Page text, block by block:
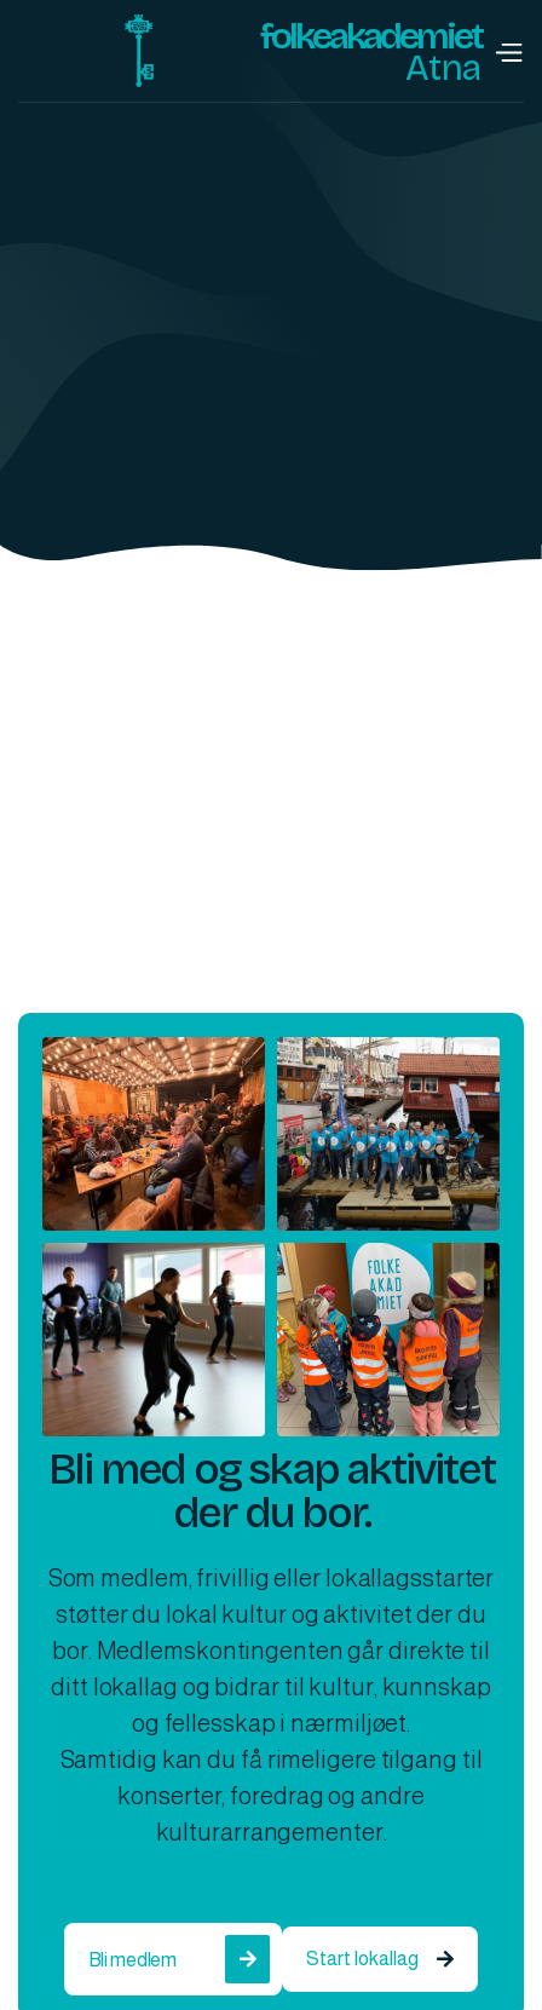
folkeakademiet
Atna
Bli med og skap aktivitet
der du bor.
Som medlem, frivillig eller lokallagsstarter
støtter du lokal kultur og aktivitet der du
bor. Medlemskontingenten går direkte til
ditt lokallag og bidrar til kultur, kunnskap
og fellesskap i nærmiljøet.
Samtidig kan du få rimeligere tilgang til
konserter, foredrag og andre
kulturarrangementer.
Bli medlem  Start lokallag 